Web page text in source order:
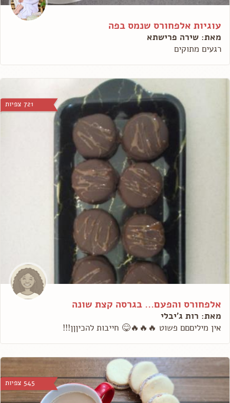
עוגיות אלפחורס שנמס בפה
מאת: שירה פרישתא
רגעים מתוקים
721 צפיות
אלפחורס והפעם... בגרסה קצת שונה
מאת: רות ג'יבלי
אין מיליםםם פשוט 🔥🔥🔥😋 חייבות להכיןןן!!!
545 צפיות